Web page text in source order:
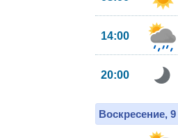
14:00
20:00
Воскресение, 9